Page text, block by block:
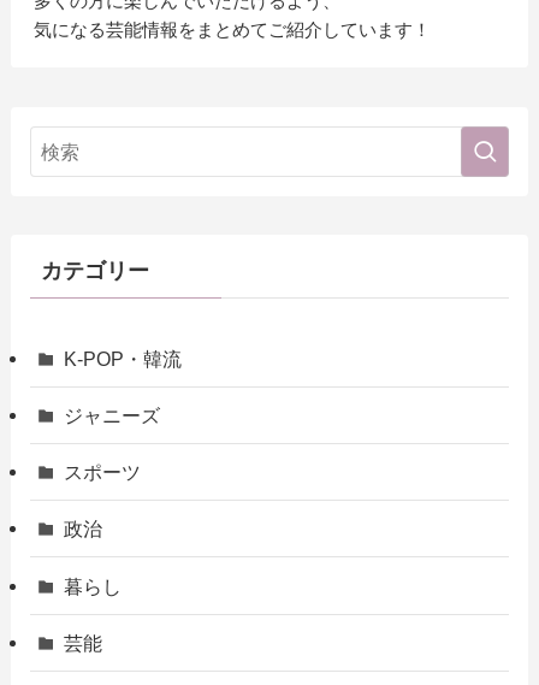
気になる芸能情報をまとめてご紹介しています！
カテゴリー
K-POP・韓流
ジャニーズ
スポーツ
政治
暮らし
芸能